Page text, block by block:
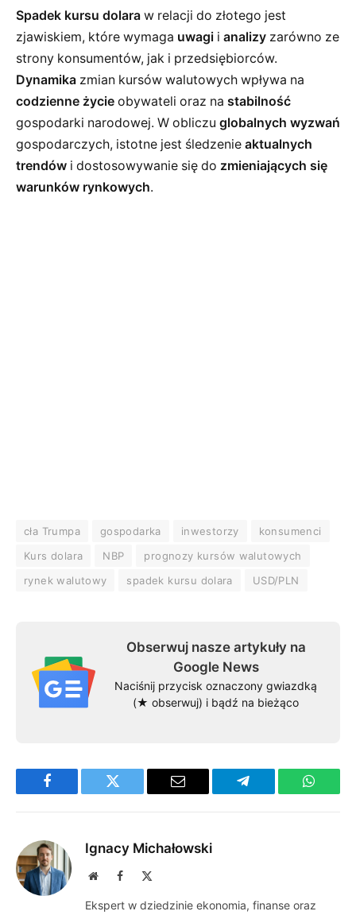
Spadek kursu dolara w relacji do złotego jest
zjawiskiem, które wymaga uwagi i analizy zarówno ze
strony konsumentów, jak i przedsiębiorców.
Dynamika zmian kursów walutowych wpływa na
codzienne życie obywateli oraz na stabilność
gospodarki narodowej. W obliczu globalnych wyzwań
gospodarczych, istotne jest śledzenie aktualnych
trendów i dostosowywanie się do zmieniających się
warunków rynkowych.
cła Trumpa gospodarka inwestorzy
konsumenci
Kurs dolara
NBP
prognozy kursów walutowych
rynek walutowy
spadek kursu dolara USD/PLN
Obserwuj nasze artykuły na
Google News
Naciśnij przycisk oznaczony gwiazdką
(★ obserwuj) i bądź na bieżąco
Facebook Twitter Email Telegram
Ignacy Michałowski
WebsiteFacebook
Ekspert w dziedzinie ekonomia, finanse oraz